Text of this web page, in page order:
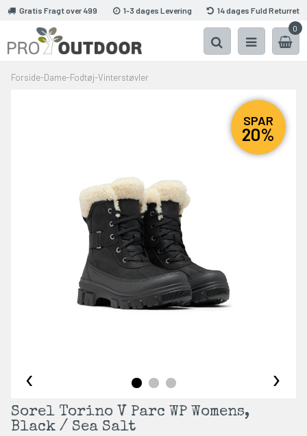
Gratis Fragt over 499 1-3 dages Levering
14 dages Fuld Returret
0
Forside-Dame-Fodtøj-Vinterstøvler
SPAR
20%
‹ ›
Sorel Torino V Parc WP Womens,
Black / Sea Salt